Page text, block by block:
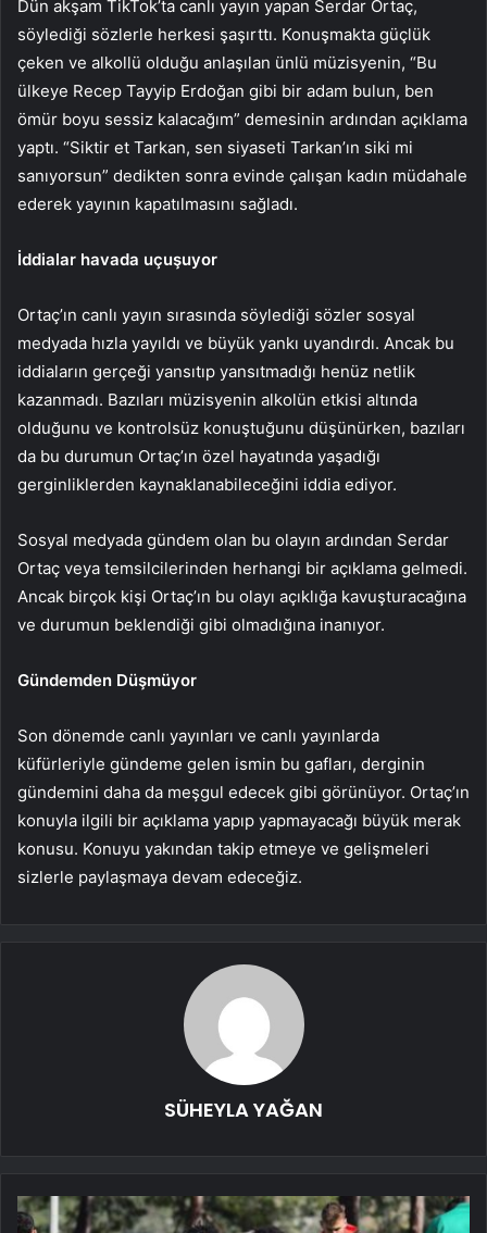
Dün akşam TikTok’ta canlı yayın yapan Serdar Ortaç,
söylediği sözlerle herkesi şaşırttı. Konuşmakta güçlük
çeken ve alkollü olduğu anlaşılan ünlü müzisyenin, “Bu
ülkeye Recep Tayyip Erdoğan gibi bir adam bulun, ben
ömür boyu sessiz kalacağım” demesinin ardından açıklama
yaptı. “Siktir et Tarkan, sen siyaseti Tarkan’ın siki mi
sanıyorsun” dedikten sonra evinde çalışan kadın müdahale
ederek yayının kapatılmasını sağladı.
İddialar havada uçuşuyor
Ortaç’ın canlı yayın sırasında söylediği sözler sosyal
medyada hızla yayıldı ve büyük yankı uyandırdı. Ancak bu
iddiaların gerçeği yansıtıp yansıtmadığı henüz netlik
kazanmadı. Bazıları müzisyenin alkolün etkisi altında
olduğunu ve kontrolsüz konuştuğunu düşünürken, bazıları
da bu durumun Ortaç’ın özel hayatında yaşadığı
gerginliklerden kaynaklanabileceğini iddia ediyor.
Sosyal medyada gündem olan bu olayın ardından Serdar
Ortaç veya temsilcilerinden herhangi bir açıklama gelmedi.
Ancak birçok kişi Ortaç’ın bu olayı açıklığa kavuşturacağına
ve durumun beklendiği gibi olmadığına inanıyor.
Gündemden Düşmüyor
Son dönemde canlı yayınları ve canlı yayınlarda
küfürleriyle gündeme gelen ismin bu gafları, derginin
gündemini daha da meşgul edecek gibi görünüyor. Ortaç’ın
konuyla ilgili bir açıklama yapıp yapmayacağı büyük merak
konusu. Konuyu yakından takip etmeye ve gelişmeleri
sizlerle paylaşmaya devam edeceğiz.
SÜHEYLA YAĞAN